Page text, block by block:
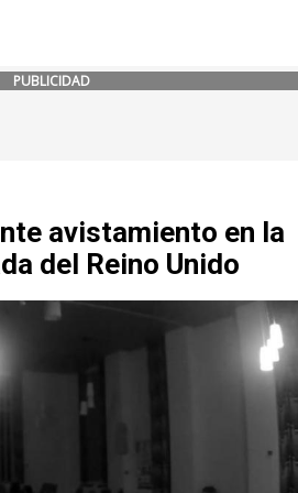
PUBLICIDAD
avistamiento en la
del Reino Unido